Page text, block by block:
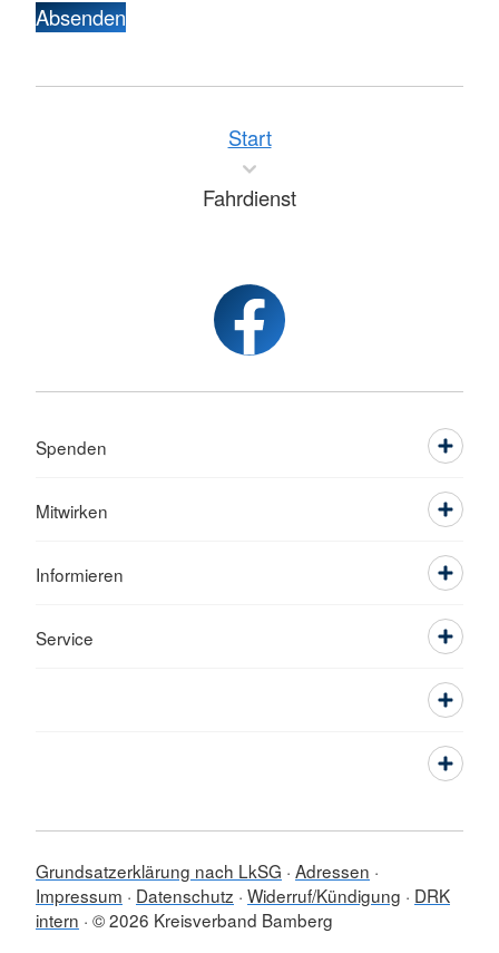
Absenden
Start
Fahrdienst
Spenden
Mitwirken
Informieren
Service
Grundsatzerklärung nach LkSG Adressen
Impressum
Datenschutz Widerruf/Kündigung
DRK
intern © 2026 Kreisverband Bamberg